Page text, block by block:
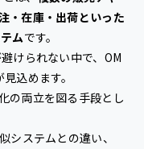
・在庫・出荷といった
ムです。
けられない中で、OM
込めます。
の両立を図る手段とし
システムとの違い、